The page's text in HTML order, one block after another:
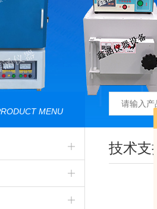
MENU
技术支